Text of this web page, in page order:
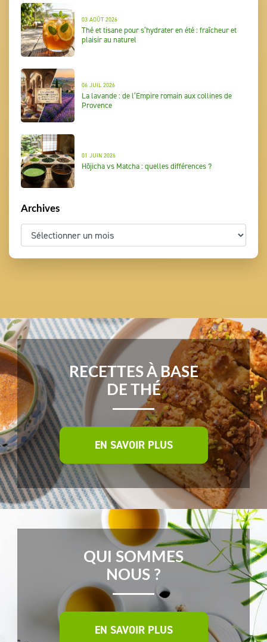
03 AOÛT 2026
Thé et tisane pour s’hydrater en été : fraîcheur et
plaisir au naturel
06 JUIL 2026
La lavande : de l’Empire romain aux collines de
Provence
01 JUIN 2026
Hōjicha vs Matcha : quelles différences ?
Archives
RECETTES À BASE
DE THÉ
EN SAVOIR PLUS
QUI SOMMES
NOUS ?
EN SAVOIR PLUS